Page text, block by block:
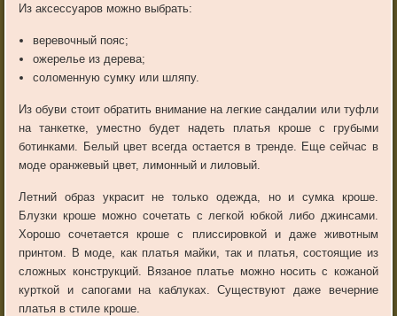
Из аксессуаров можно выбрать:
веревочный пояс;
ожерелье из дерева;
соломенную сумку или шляпу.
Из обуви стоит обратить внимание на легкие сандалии или туфли
на танкетке, уместно будет надеть платья кроше с грубыми
ботинками. Белый цвет всегда остается в тренде. Еще сейчас в
моде оранжевый цвет, лимонный и лиловый.
Летний образ украсит не только одежда, но и сумка кроше.
Блузки кроше можно сочетать с легкой юбкой либо джинсами.
Хорошо сочетается кроше с плиссировкой и даже животным
принтом. В моде, как платья майки, так и платья, состоящие из
сложных конструкций. Вязаное платье можно носить с кожаной
курткой и сапогами на каблуках. Существуют даже вечерние
платья в стиле кроше.